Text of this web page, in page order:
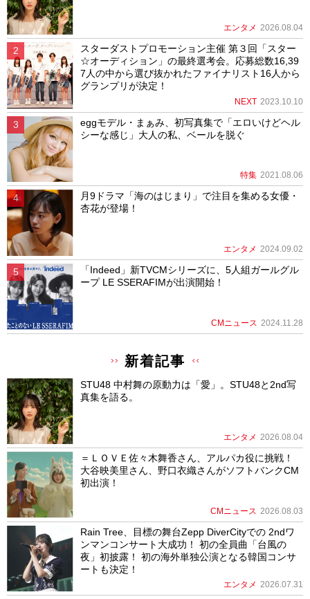
エンタメ 2026.08.04
スターダストプロモーション主催 第３回「スター
☆オーディション」の最終選考会。応募総数16,39
7人の中から選び抜かれたファイナリスト16人から
グランプリが決定！
NEXT 2023.10.10
eggモデル・まぁみ、初写真集で「エロいけどヘル
シーな感じ」大人の私、ベールを脱ぐ
特集 2021.08.06
月9ドラマ「海のはじまり」で注目を集める女優・
杏花が登場！
エンタメ 2024.09.02
「Indeed」新TVCMシリーズに、5人組ガールグル
ープ LE SSERAFIMが出演開始！
CMニュース 2024.11.28
新着記事
STU48 中村舞の原動力は「愛」。STU48と2nd写
真集を語る。
エンタメ 2026.08.04
＝ＬＯＶＥ佐々木舞香さん、アルパカ役に挑戦！
大谷映美里さん、野口衣織さんがソフトバンクCM
初出演！
CMニュース 2026.08.03
Rain Tree、目標の舞台Zepp DiverCityでの 2ndワ
ンマンコンサート大成功！ 初の全員曲「台風の
夜」初披露！ 初の海外単独公演となる韓国コンサ
ートも決定！
エンタメ 2026.07.31